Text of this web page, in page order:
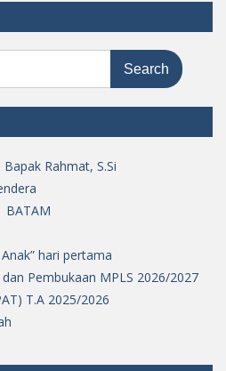
Rahmat, S.Si
BATAM
hari pertama
Pembukaan MPLS 2026/2027
T.A 2025/2026